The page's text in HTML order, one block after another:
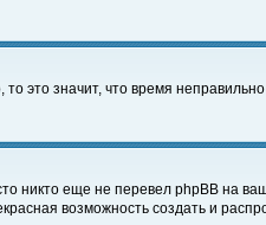
это значит, что время
никто еще не перевел phpBB на
возможность создать и